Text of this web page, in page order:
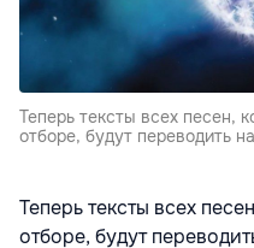
Теперь тексты всех песен,
отборе, будут переводить
Теперь тексты всех
отборе, будут